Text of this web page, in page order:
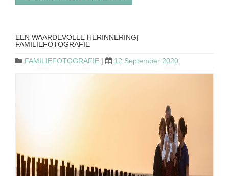
EEN WAARDEVOLLE HERINNERING|
FAMILIEFOTOGRAFIE
FAMILIEFOTOGRAFIE | 12 September 2020